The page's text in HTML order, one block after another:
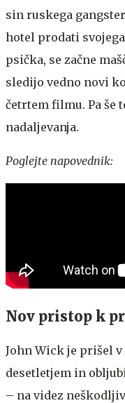
sin ruskega
hotel prodati
psička, se začne
sledijo vedno novi
četrtem filmu. Pa še
nadaljevanja.
Poglejte napovednik:
Nov pristop k
John Wick je prišel
desetletjem in
– na videz